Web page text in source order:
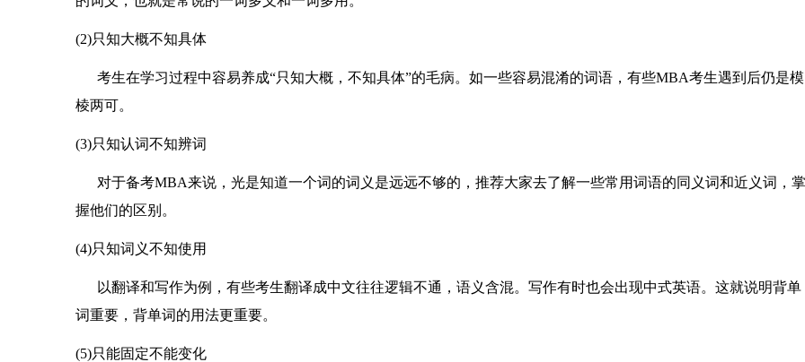
(2)只知大概不知具体
考生在学习过程中容易养成“只知大概，不知具体”的毛病。如一些容易混淆的词语，有些MBA考生遇到后仍是模
棱两可。
(3)只知认词不知辨词
对于备考MBA来说，光是知道一个词的词义是远远不够的，推荐大家去了解一些常用词语的同义词和近义词，掌
握他们的区别。
(4)只知词义不知使用
以翻译和写作为例，有些考生翻译成中文往往逻辑不通，语义含混。写作有时也会出现中式英语。这就说明背单
词重要，背单词的用法更重要。
(5)只能固定不能变化